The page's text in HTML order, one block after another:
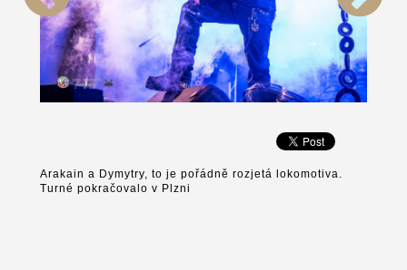
Arakain a Dymytry, to je pořádně rozjetá lokomotiva.
Turné pokračovalo v Plzni